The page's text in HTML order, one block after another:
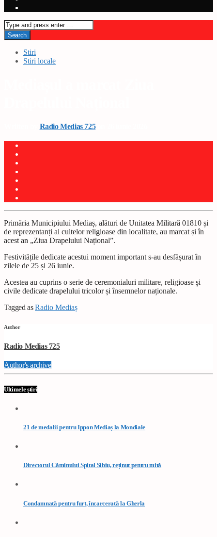
Stiri
Stiri locale
Radio Medias 725on 26 iunie 2026
Primăria Municipiului Mediaș, alături de Unitatea Militară 01810 și
de reprezentanți ai cultelor religioase din localitate, au marcat și în
acest an „Ziua Drapelului Național”.
Festivitățile dedicate acestui moment important s-au desfășurat în
zilele de 25 și 26 iunie.
Acestea au cuprins o serie de ceremonialuri militare, religioase și
civile dedicate drapelului tricolor și însemnelor naționale.
Tagged asRadio Mediaș
Author
Radio Medias 725
Author's archive
Ultimele știri
21 de medalii pentru Ippon Mediaș la Mondiale
Directorul Căminului Spital Sibiu, reținut pentru mită
Condamnată pentru furt, încarcerată la Gherla